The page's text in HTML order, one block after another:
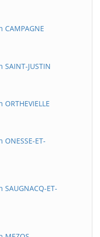
JUSTIN
ET-
ET-